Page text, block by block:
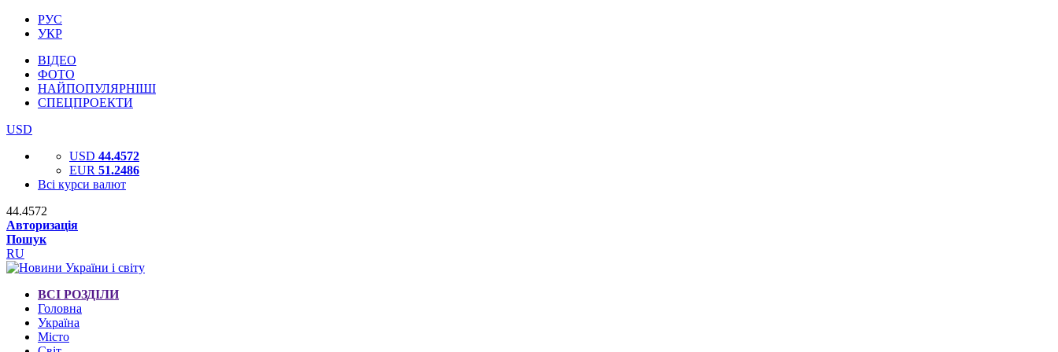
РУС
УКР
ВІДЕО
ФОТО
НАЙПОПУЛЯРНІШІ
СПЕЦПРОЕКТИ
USD
USD 44.4572
EUR 51.2486
Всі курси валют
44.4572
Авторизація
Пошук
RU
ВСІ РОЗДІЛИ
Головна
Україна
Місто